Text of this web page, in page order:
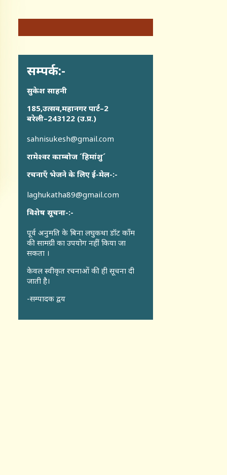
सम्पर्क:-
सुकेश साहनी
185,उत्सव,महानगर पार्ट–2
बरेली–243122 (उ.प्र.)
sahnisukesh@gmail.com
रामेश्वर काम्बोज ´हिमांशु´
रचनाएँ भेजने के लिए ई-मेल-:-
laghukatha89@gmail.com
विशेष सूचना-:-
पूर्व अनुमति के बिना लघुकथा डॉट कॉंम
की सामग्री का उपयोग नहीं किया जा
सकता ।
केवल स्वीकृत रचनाओं की ही सूचना दी
जाती है।
-सम्पादक द्वय